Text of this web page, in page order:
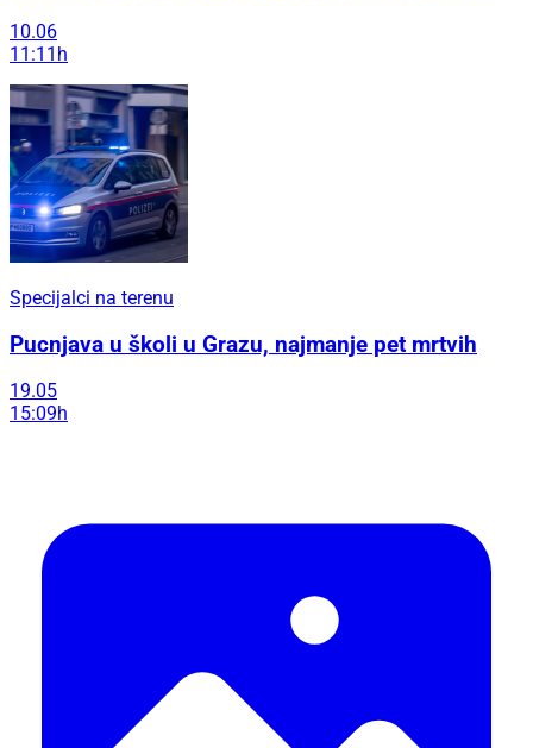
10.06
11:11h
Specijalci na terenu
Pucnjava u školi u Grazu, najmanje pet mrtvih
19.05
15:09h